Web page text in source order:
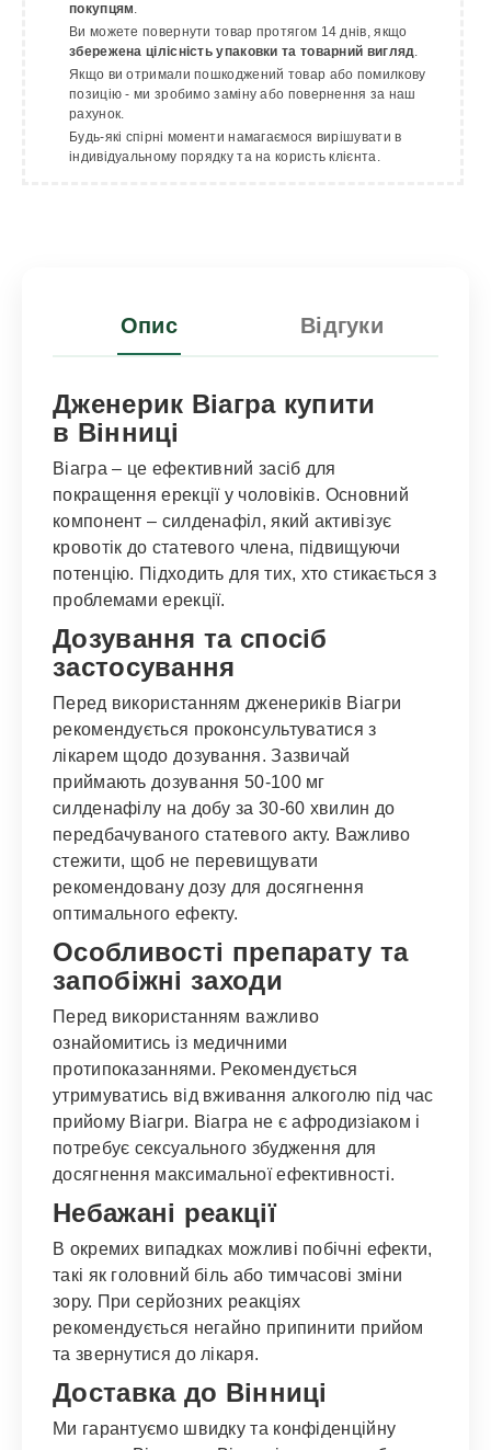
покупцям.
Ви можете повернути товар протягом 14 днів, якщо
збережена цілісність упаковки та товарний вигляд.
Якщо ви отримали пошкоджений товар або помилкову
позицію - ми зробимо заміну або повернення за наш
рахунок.
Будь-які спірні моменти намагаємося вирішувати в
індивідуальному порядку та на користь клієнта.
Опис Відгуки
Дженерик Віагра купити
в Вінниці
Віагра – це ефективний засіб для
покращення ерекції у чоловіків. Основний
компонент – силденафіл, який активізує
кровотік до статевого члена, підвищуючи
потенцію. Підходить для тих, хто стикається з
проблемами ерекції.
Дозування та спосіб
застосування
Перед використанням дженериків Віагри
рекомендується проконсультуватися з
лікарем щодо дозування. Зазвичай
приймають дозування 50-100 мг
силденафілу на добу за 30-60 хвилин до
передбачуваного статевого акту. Важливо
стежити, щоб не перевищувати
рекомендовану дозу для досягнення
оптимального ефекту.
Особливості препарату та
запобіжні заходи
Перед використанням важливо
ознайомитись із медичними
протипоказаннями. Рекомендується
утримуватись від вживання алкоголю під час
прийому Віагри. Віагра не є афродизіаком і
потребує сексуального збудження для
досягнення максимальної ефективності.
Небажані реакції
В окремих випадках можливі побічні ефекти,
такі як головний біль або тимчасові зміни
зору. При серйозних реакціях
рекомендується негайно припинити прийом
та звернутися до лікаря.
Доставка до Вінниці
Ми гарантуємо швидку та конфіденційну